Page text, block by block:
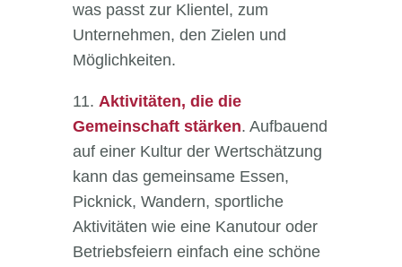
was passt zur Klientel, zum
Unternehmen, den Zielen und
Möglichkeiten.
11. Aktivitäten, die die
Gemeinschaft stärken. Aufbauend
auf einer Kultur der Wertschätzung
kann das gemeinsame Essen,
Picknick, Wandern, sportliche
Aktivitäten wie eine Kanutour oder
Betriebsfeiern einfach eine schöne